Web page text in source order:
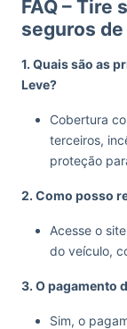
FAQ – Tire
seguros
1. Quais são as
Leve?
Cobertura
terceiros,
proteção
2. Como posso
Acesse o
do veículo,
3. O pagamento
Sim, o